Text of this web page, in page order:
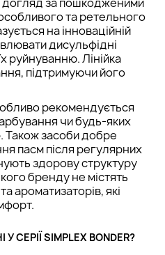
та ретельного
на інноваційній
дисульфідні
руйнуванню. Лінійка
підтримуючи його
рекомендується
чи будь-яких
Також засоби добре
пасм після регулярних
здорову структуру
бренду не містять
ароматизаторів, які
SIMPLEX BONDER?